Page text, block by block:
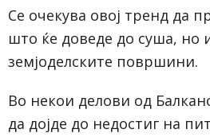
Се очекува овој тренд да
што ќе доведе до суша, но
земјоделските површини.
Во некои делови од
да дојде до недостиг на